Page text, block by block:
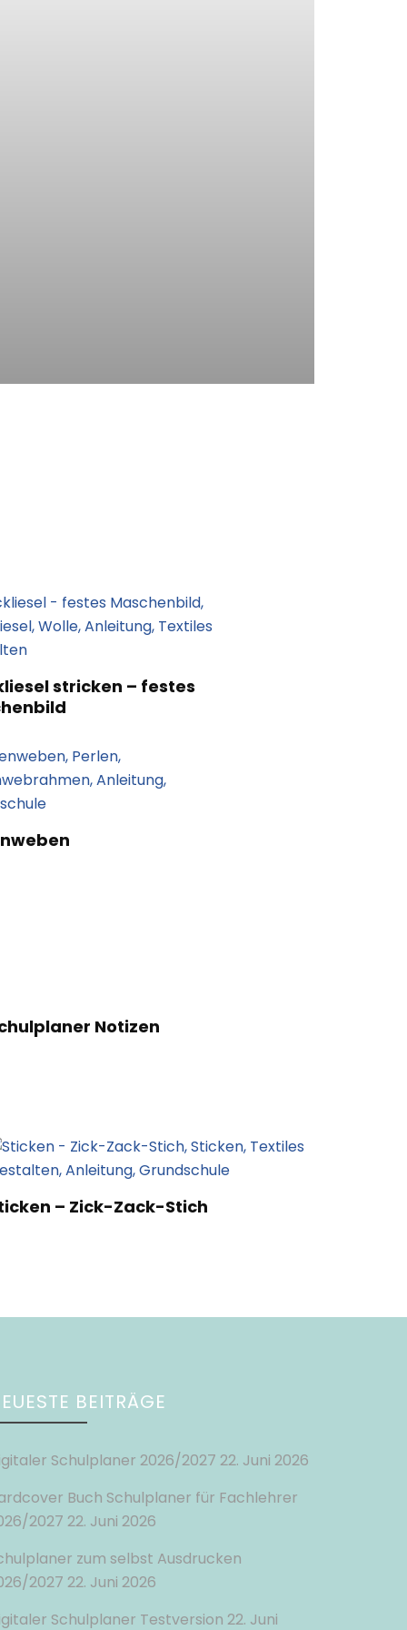
stricken – festes
Notizen
– Zick-Zack-Stich
BEITRÄGE
Schulplaner 2026/2027 22. Juni 2026
Buch Schulplaner für Fachlehrer
2027 22. Juni 2026
zum selbst Ausdrucken
2027 22. Juni 2026
Schulplaner Testversion 22. Juni